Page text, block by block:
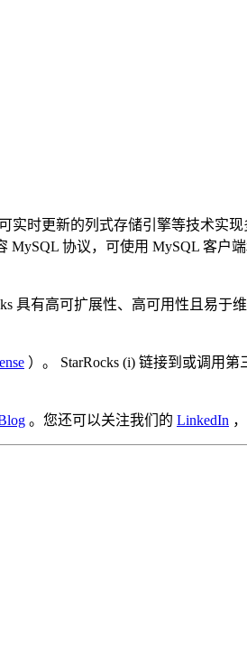
时更新的列式存储引擎等技术实
协议，可使用 MySQL 客户
具有高可扩展性、高可用性且易
）。 StarRocks (i) 链接到或调用
。您还可以关注我们的 LinkedIn